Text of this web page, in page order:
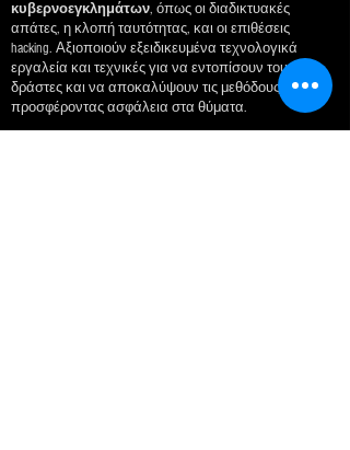
κυβερνοεγκλημάτων, όπως οι διαδικτυακές
απάτες, η κλοπή ταυτότητας, και οι επιθέσεις
hacking. Αξιοποιούν εξειδικευμένα τεχνολογικά
εργαλεία και τεχνικές για να εντοπίσουν τους
δράστες και να αποκαλύψουν τις μεθόδους τους,
προσφέροντας ασφάλεια στα θύματα.